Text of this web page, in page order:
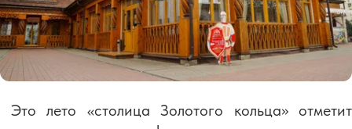
Это лето «столица Золотого кольца» отметит